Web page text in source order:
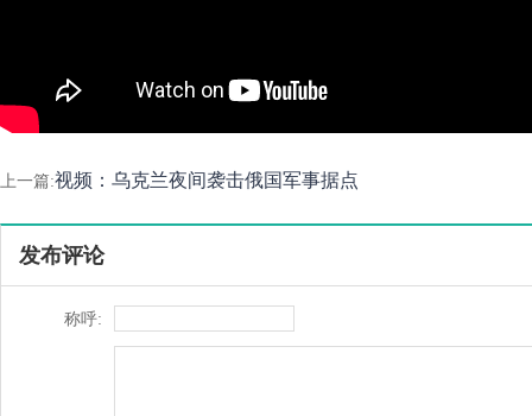
上一篇:视频：乌克兰夜间袭击俄国军事据点
发布评论
称呼: